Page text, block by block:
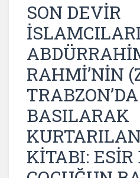
SON DEVİR
RAHMİ’NİN
BASILARAK
KİTABI: ESİR